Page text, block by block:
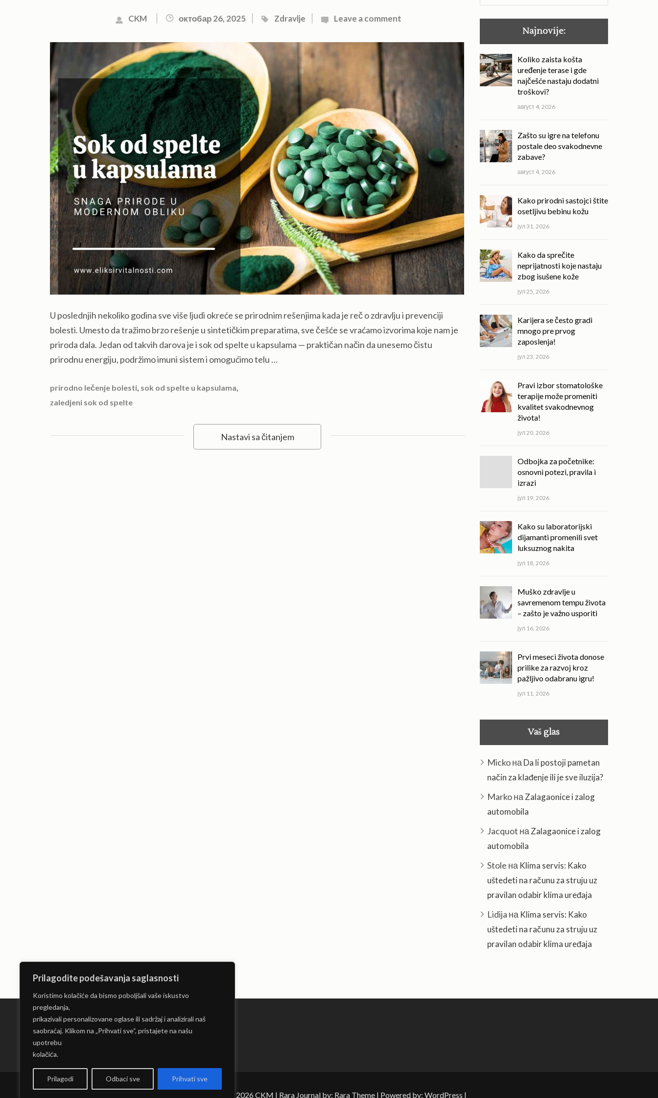
Prilagodite podešavanja saglasnosti
Koristimo kolačiće da bismo poboljšali vaše iskustvo
pregledanja,
prikazivali personalizovane oglase ili sadržaj i analizirali naš
saobraćaj. Klikom na „Prihvati sve“, pristajete na našu
upotrebu
kolačića.
Prilagodi Odbaci sve Prihvati sve
CKM октобар 26, 2025 Zdravlje Leave a comment
U poslednjih nekoliko godina sve više ljudi okreće se prirodnim rešenjima kada je reč o zdravlju i prevenciji
bolesti. Umesto da tražimo brzo rešenje u sintetičkim preparatima, sve češće se vraćamo izvorima koje nam je
priroda dala. Jedan od takvih darova je i sok od spelte u kapsulama — praktičan način da unesemo čistu
prirodnu energiju, podržimo imuni sistem i omogućimo telu …
prirodno lečenje bolesti, sok od spelte u kapsulama,
zaledjeni sok od spelte
Nastavi sa čitanjem
за:
Najnovije:
Koliko zaista košta
uređenje terase i gde
najčešće nastaju dodatni
troškovi?
август 4, 2026
Zašto su igre na telefonu
postale deo svakodnevne
zabave?
август 4, 2026
Kako prirodni sastojci štite
osetljivu bebinu kožu
јул 31, 2026
Kako da sprečite
neprijatnosti koje nastaju
zbog isušene kože
јул 25, 2026
Karijera se često gradi
mnogo pre prvog
zaposlenja!
јул 23, 2026
Pravi izbor stomatološke
terapije može promeniti
kvalitet svakodnevnog
života!
јул 20, 2026
Odbojka za početnike:
osnovni potezi, pravila i
izrazi
јул 19, 2026
Kako su laboratorijski
dijamanti promenili svet
luksuznog nakita
јул 18, 2026
Muško zdravlje u
savremenom tempu života
– zašto je važno usporiti
јул 16, 2026
Prvi meseci života donose
prilike za razvoj kroz
pažljivo odabranu igru!
јул 11, 2026
Vaš glas
Mickoна Da li postoji pametan
način za klađenje ili je sve iluzija?
Markoна Zalagaonice i zalog
automobila
Jacquot на Zalagaonice i zalog
automobila
Stole на Klima servis: Kako
uštedeti na računu za struju uz
pravilan odabir klima uređaja
Lidija на Klima servis: Kako
uštedeti na računu za struju uz
pravilan odabir klima uređaja
Limo servis Beograd
Copyright © 2026 CKM | Rara Journal by: Rara Theme| Powered by: WordPress |